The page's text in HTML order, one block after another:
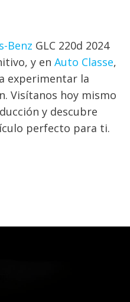
Benz GLC 220d 2024
y en Auto Classe,
experimentar la
Visítanos hoy mismo
y descubre
perfecto para ti.